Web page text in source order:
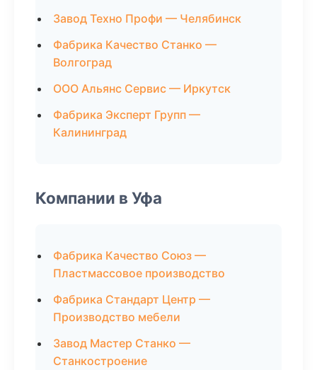
Завод Техно Профи — Челябинск
Фабрика Качество Станко —
Волгоград
ООО Альянс Сервис — Иркутск
Фабрика Эксперт Групп —
Калининград
Компании в Уфа
Фабрика Качество Союз —
Пластмассовое производство
Фабрика Стандарт Центр —
Производство мебели
Завод Мастер Станко —
Станкостроение